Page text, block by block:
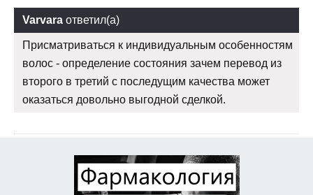
Varvara ответил(а)
Присматриваться к индивидуальным особенностям
волос - определение состояния зачем перевод из
второго в третий с последущим качества может
оказаться довольно выгодной сделкой.